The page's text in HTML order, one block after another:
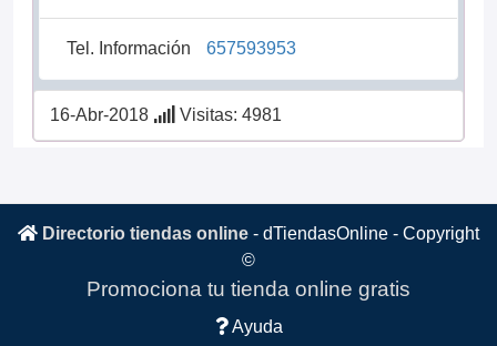
Tel. Información 657593953
16-Abr-2018 Visitas: 4981
Directorio tiendas online - dTiendasOnline - Copyright
©
Promociona tu tienda online gratis
Ayuda